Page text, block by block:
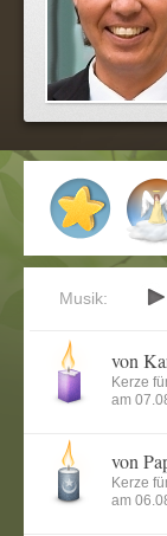
Musik:
von
Kerze
am
von
Kerze
am